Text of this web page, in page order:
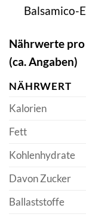
Balsamico-
Nährwerte
(ca. Angaben)
NÄHRWERT
Kalorien
Fett
Kohlenhydrate
Davon Zucker
Ballaststoffe